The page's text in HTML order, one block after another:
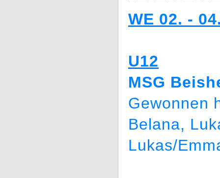
WE 02. -
U12
MSG
Gewonnen
Belana,
Lukas/